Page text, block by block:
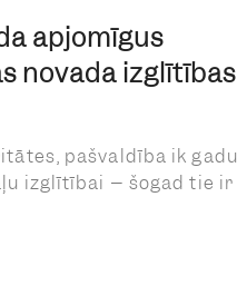
apjomīgus
novada izglītības
pašvaldība ik gadu
izglītībai – šogad tie ir